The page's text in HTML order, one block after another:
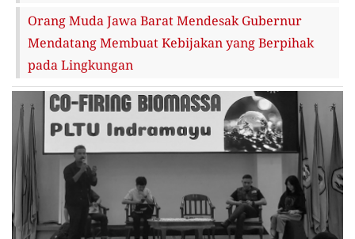
Orang Muda Jawa Barat Mendesak Gubernur
Mendatang Membuat Kebijakan yang Berpihak
pada Lingkungan